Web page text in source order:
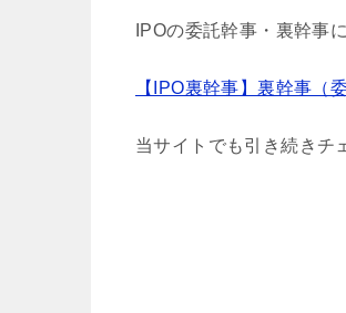
IPOの委託幹事・裏幹事
【IPO裏幹事】裏幹事（
当サイトでも引き続きチ